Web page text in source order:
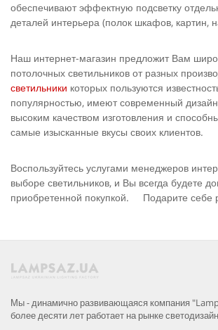
обеспечивают эффектную подсветку
деталей интерьера (полок шкафов, картин,
Наш интернет-магазин предложит Вам
потолочных светильников от разных
светильники которых пользуются
популярностью, имеют современный
высоким качеством изготовления и
самые изысканные вкусы своих клиентов.
Воспользуйтесь услугами менеджеров
выборе светильников, и Вы всегда будете
приобретенной покупкой. Подарите себе
Мы - динамично развивающаяся компания
более десяти лет работает на рынке